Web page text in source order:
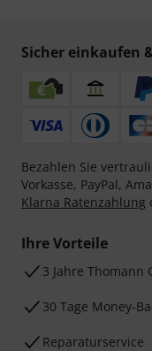
Sicher einkaufen
Bezahlen Sie
Vorkasse, PayPal,
Klarna Ratenzahlung
Ihre Vorteile
3 Jahre Thomann
30 Tage Money-
Reparaturservice